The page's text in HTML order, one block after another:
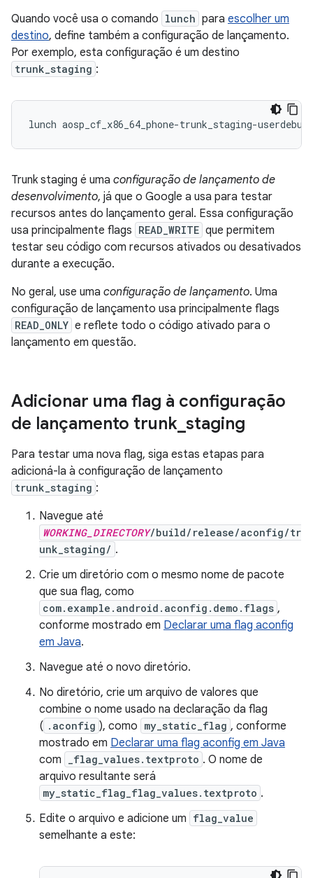
Quando você usa o comando lunch para escolher um
destino, define também a configuração de lançamento.
Por exemplo, esta configuração é um destino
trunk_staging :
Trunk staging é uma configuração de lançamento de
desenvolvimento, já que o Google a usa para testar
recursos antes do lançamento geral. Essa configuração
usa principalmente flags READ_WRITE que permitem
testar seu código com recursos ativados ou desativados
durante a execução.
No geral, use uma configuração de lançamento. Uma
configuração de lançamento usa principalmente flags
READ_ONLY e reflete todo o código ativado para o
lançamento em questão.
Adicionar uma flag à configuração
de lançamento trunk staging
Para testar uma nova flag, siga estas etapas para
adicioná-la à configuração de lançamento
trunk_staging :
Navegue até
WORKING_DIRECTORY/build/release/aconfig/tr
unk_staging/ .
Crie um diretório com o mesmo nome de pacote
que sua flag, como
com.example.android.aconfig.demo.flags ,
conforme mostrado em Declarar uma flag aconfig
em Java.
Navegue até o novo diretório.
No diretório, crie um arquivo de valores que
combine o nome usado na declaração da flag
( .aconfig ), como my_static_flag , conforme
mostrado em Declarar uma flag aconfig em Java
com
_flag_values.textproto . O nome de
arquivo resultante será
my_static_flag_flag_values.textproto .
Edite o arquivo e adicione um flag_value
semelhante a este: